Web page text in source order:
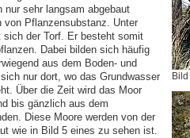
sehr langsam abgebaut
von Pflanzensubstanz. Unter
der Torf. Er besteht somit
Dabei bilden sich häufig
aus dem Boden- und
nur dort, wo das Grundwasser
Über die Zeit wird das Moor
bis gänzlich aus dem
Diese Moore werden von der
wie in Bild 5 eines zu sehen ist.